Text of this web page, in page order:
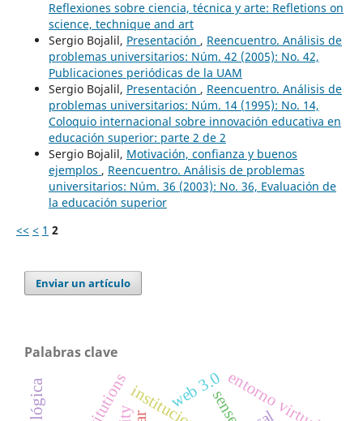
Reflexiones sobre ciencia, técnica y arte: Refletions on
science, technique and art
Sergio Bojalil, Presentación , Reencuentro. Análisis de
problemas universitarios: Núm. 42 (2005): No. 42,
Publicaciones periódicas de la UAM
Sergio Bojalil, Presentación , Reencuentro. Análisis de
problemas universitarios: Núm. 14 (1995): No. 14,
Coloquio internacional sobre innovación educativa en
educación superior: parte 2 de 2
Sergio Bojalil, Motivación, confianza y buenos
ejemplos , Reencuentro. Análisis de problemas
universitarios: Núm. 36 (2003): No. 36, Evaluación de
la educación superior
<< < 1 2
Enviar un artículo
Palabras clave
entorno virtual
web 3.0sense